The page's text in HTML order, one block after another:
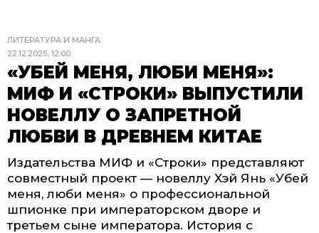
ЛИТЕРАТУРА И МАНГА
22.12.2025, 12:00
«УБЕЙ МЕНЯ, ЛЮБИ МЕНЯ»:
МИФ И «СТРОКИ» ВЫПУСТИЛИ
НОВЕЛЛУ О ЗАПРЕТНОЙ
ЛЮБВИ В ДРЕВНЕМ КИТАЕ
Издательства МИФ и «Строки» представляют
совместный проект — новеллу Хэй Янь «Убей
меня, люби меня» о профессиональной
шпионке при императорском дворе и
третьем сыне императора. История с